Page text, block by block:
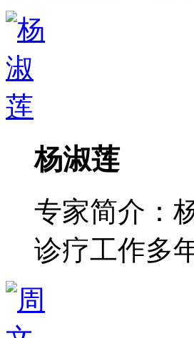
杨淑莲
专家简介：
诊疗工作多